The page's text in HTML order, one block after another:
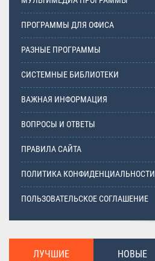
ПРОГРАММЫ ДЛЯ ОФИСА
РАЗНЫЕ ПРОГРАММЫ
СИСТЕМНЫЕ БИБЛИОТЕКИ
ВАЖНАЯ ИНФОРМАЦИЯ
ВОПРОСЫ И ОТВЕТЫ
ПРАВИЛА САЙТА
ПОЛИТИКА КОНФИДЕНЦИАЛЬНОСТИ
ПОЛЬЗОВАТЕЛЬСКОЕ СОГЛАШЕНИЕ
ЛУЧШИЕ НОВЫЕ